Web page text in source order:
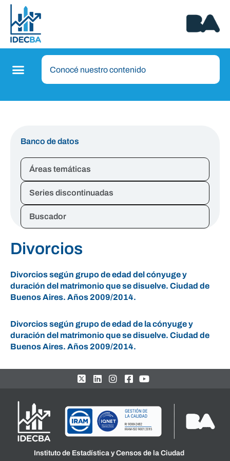
Banco de datos
Áreas temáticas
Series discontinuadas
Buscador
Divorcios
Divorcios según grupo de edad del cónyuge y
duración del matrimonio que se disuelve. Ciudad de
Buenos Aires. Años 2009/2014.
Divorcios según grupo de edad de la cónyuge y
duración del matrimonio que se disuelve. Ciudad de
Buenos Aires. Años 2009/2014.
Instituto de Estadística y Censos de la Ciudad